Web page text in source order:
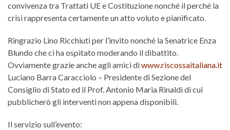
convivenza tra Trattati UE e Costituzione nonché il perché la
crisi rappresenta certamente un atto voluto e pianificato.
Ringrazio Lino Ricchiuti per l’invito nonché la Senatrice Enza
Blundo che ci ha ospitato moderando il dibattito.
Ovviamente grazie anche agli amici diwww.riscossaitaliana.it
Luciano Barra Caracciolo – Presidente di Sezione del
Consiglio di Stato ed il Prof. Antonio Maria Rinaldi di cui
pubblicherò gli interventi non appena disponibili.
Il servizio sull’evento: